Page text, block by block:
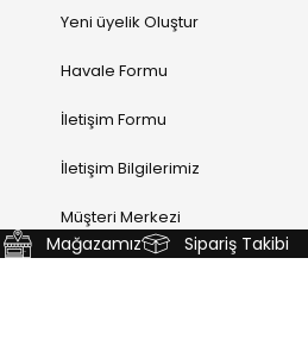
Yeni üyelik Oluştur
Havale Formu
İletişim Formu
İletişim Bilgilerimiz
Müşteri Merkezi
Mağazamız Sipariş Takibi